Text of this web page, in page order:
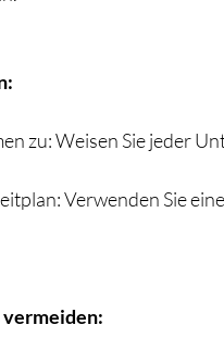
zu: Weisen Sie jeder
Verwenden Sie